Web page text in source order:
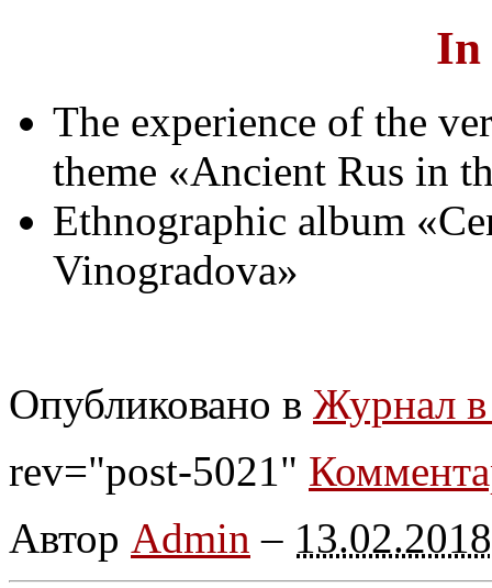
In
The experience of the
theme «Ancient Rus in
Ethnographic album
Vinogradova»
Опубликовано в Журнал в
rev="post-5021"
Автор Admin – 13.02.2018